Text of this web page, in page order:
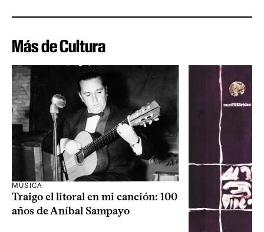
Más de Cultura
MÚSICA
Traigo el litoral en mi canción: 100
años de Aníbal Sampayo